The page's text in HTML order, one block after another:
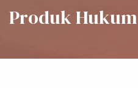
Produk Hukum